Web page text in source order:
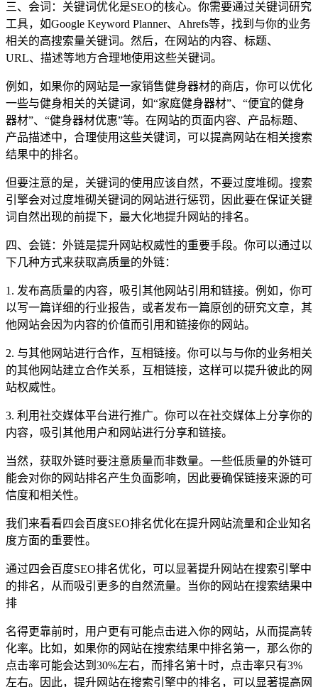
三、会词：关键词优化是SEO的核心。你需要通过关键词研究
工具，如Google Keyword Planner、Ahrefs等，找到与你的业务
相关的高搜索量关键词。然后，在网站的内容、标题、
URL、描述等地方合理地使用这些关键词。
例如，如果你的网站是一家销售健身器材的商店，你可以优化
一些与健身相关的关键词，如“家庭健身器材”、“便宜的健身
器材”、“健身器材优惠”等。在网站的页面内容、产品标题、
产品描述中，合理使用这些关键词，可以提高网站在相关搜索
结果中的排名。
但要注意的是，关键词的使用应该自然，不要过度堆砌。搜索
引擎会对过度堆砌关键词的网站进行惩罚，因此要在保证关键
词自然出现的前提下，最大化地提升网站的排名。
四、会链：外链是提升网站权威性的重要手段。你可以通过以
下几种方式来获取高质量的外链：
1. 发布高质量的内容，吸引其他网站引用和链接。例如，你可
以写一篇详细的行业报告，或者发布一篇原创的研究文章，其
他网站会因为内容的价值而引用和链接你的网站。
2. 与其他网站进行合作，互相链接。你可以与与你的业务相关
的其他网站建立合作关系，互相链接，这样可以提升彼此的网
站权威性。
3. 利用社交媒体平台进行推广。你可以在社交媒体上分享你的
内容，吸引其他用户和网站进行分享和链接。
当然，获取外链时要注意质量而非数量。一些低质量的外链可
能会对你的网站排名产生负面影响，因此要确保链接来源的可
信度和相关性。
我们来看看四会百度SEO排名优化在提升网站流量和企业知名
度方面的重要性。
通过四会百度SEO排名优化，可以显著提升网站在搜索引擎中
的排名，从而吸引更多的自然流量。当你的网站在搜索结果中
排
名得更靠前时，用户更有可能点击进入你的网站，从而提高转
化率。比如，如果你的网站在搜索结果中排名第一，那么你的
点击率可能会达到30%左右，而排名第十时，点击率只有3%
左右。因此，提升网站在搜索引擎中的排名，可以显著提高网